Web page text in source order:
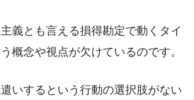
義とも言える損得勘定で動くタイ
概念や視点が欠けているのです。
いするという行動の選択肢がない